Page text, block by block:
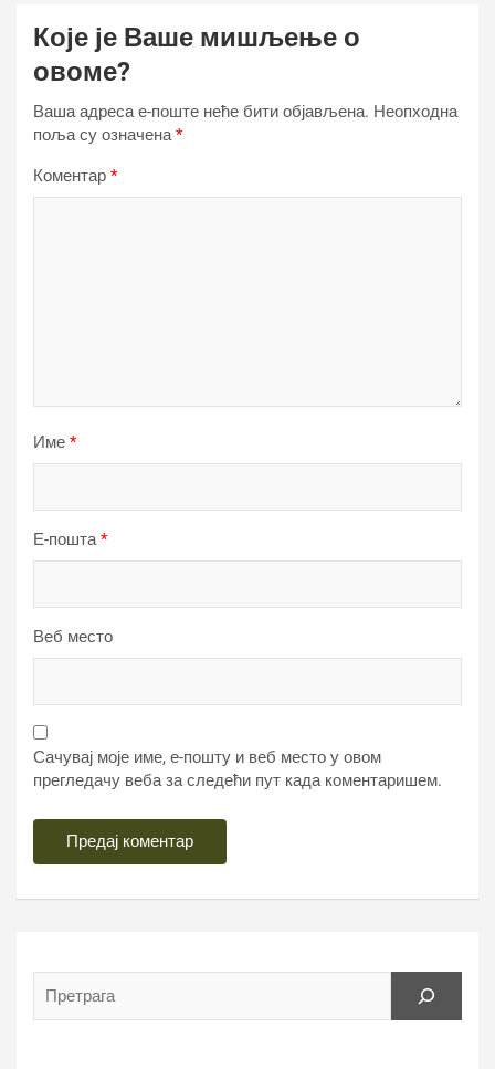
Које је Ваше мишљење о
овоме?
Ваша адреса е-поште неће бити објављена. Неопходна
поља су означена*
Коментар *
Име *
Е-пошта*
Веб место
Сачувај моје име, е-пошту и веб место у овом
прегледачу веба за следећи пут када коментаришем.